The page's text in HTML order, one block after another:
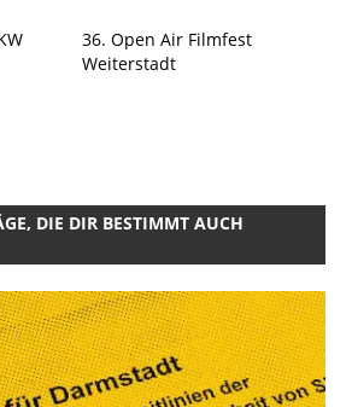
36. Open Air Filmfest
Weiterstadt
DIE DIR BESTIMMT AUCH